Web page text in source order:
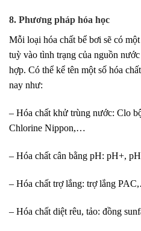
8. Phương pháp hóa học
Mỗi loại hóa chất bể bơi sẽ có
tuỳ vào tình trạng của nguồn
hợp. Có thể kể tên một số hóa
nay như:
– Hóa chất khử trùng nước: Clo
Chlorine Nippon,…
– Hóa chất cân bằng pH: pH+,
– Hóa chất trợ lắng: trợ lắng
– Hóa chất diệt rêu, tảo: đồng